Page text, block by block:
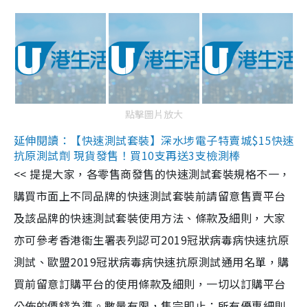
點擊圖片放大
延伸閱讀：【快速測試套裝】深水埗電子特賣城$15快速
抗原測試劑 現貨發售！買10支再送3支檢測棒
<< 提提大家，各零售商發售的快速測試套裝規格不一，
購買市面上不同品牌的快速測試套裝前請留意售賣平台
及該品牌的快速測試套裝使用方法、條款及細則，大家
亦可參考香港衞生署表列認可2019冠狀病毒病快速抗原
測試、歐盟2019冠狀病毒病快速抗原測試通用名單，購
買前留意訂購平台的使用條款及細則，一切以訂購平台